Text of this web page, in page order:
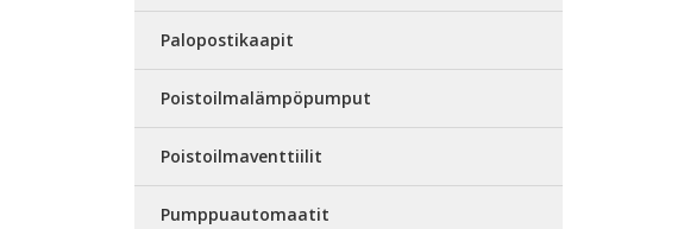
Palopostikaapit
Poistoilmalämpöpumput
Poistoilmaventtiilit
Pumppuautomaatit